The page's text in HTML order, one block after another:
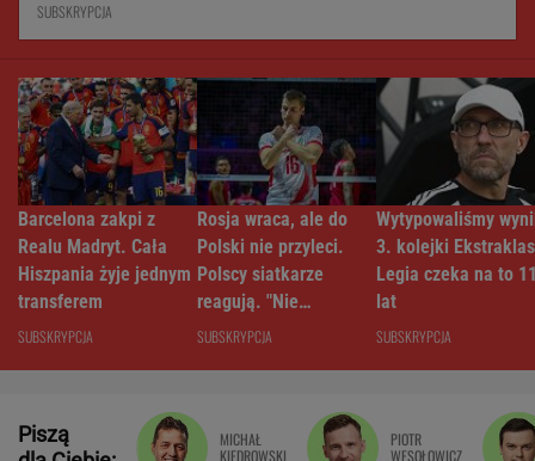
SUBSKRYPCJA
Barcelona zakpi z
Realu Madryt. Cała
Hiszpania żyje jednym
transferem
SUBSKRYPCJA
Rosja wraca, ale do
Polski nie przyleci.
Polscy siatkarze
reagują. "Nie
rozumiem"
SUBSKRYPCJA
Wytypowaliśmy
3. kolejki
Legia czeka na to
lat
SUBSKRYPCJA
Piszą
MICHAŁ
KIEDROWSKI
PIOTR
WESOŁOWICZ